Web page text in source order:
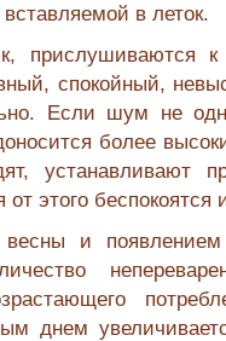
в леток.
прислушиваются
спокойный,
Если шум не
более
устанавливают
от этого беспокоятся
и
днем